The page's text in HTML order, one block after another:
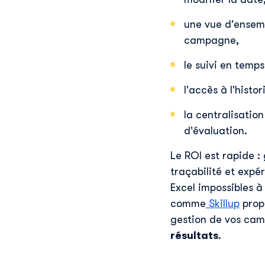
une vue
campagne,
le suivi en
l'accès à
la
d'évaluation.
Le ROI est rapide
traçabilité et
Excel impossibles
comme Skillup
gestion de vos
résultats.